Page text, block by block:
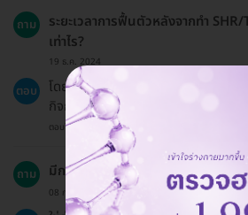
ถาม
ระยะเวลาการฟื้นตัวหลังจากทำ
เท่าไร?
19 ธ.ค. 2024
ตอบ
โดยทั่วไปแล้วการฟื้นตัวจะเร็วมากแล
กิจกรรมปกติได้ทันทีหลังการรักษา.
ตอบโดยทีมงาน HD
ถาม มีการให้บริการที่แตกต่างกันในแต่ละ
08 ก.ย. 2024